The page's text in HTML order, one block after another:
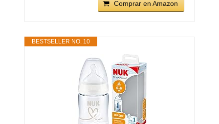
Comprar en Amazon
BESTSELLER NO. 10